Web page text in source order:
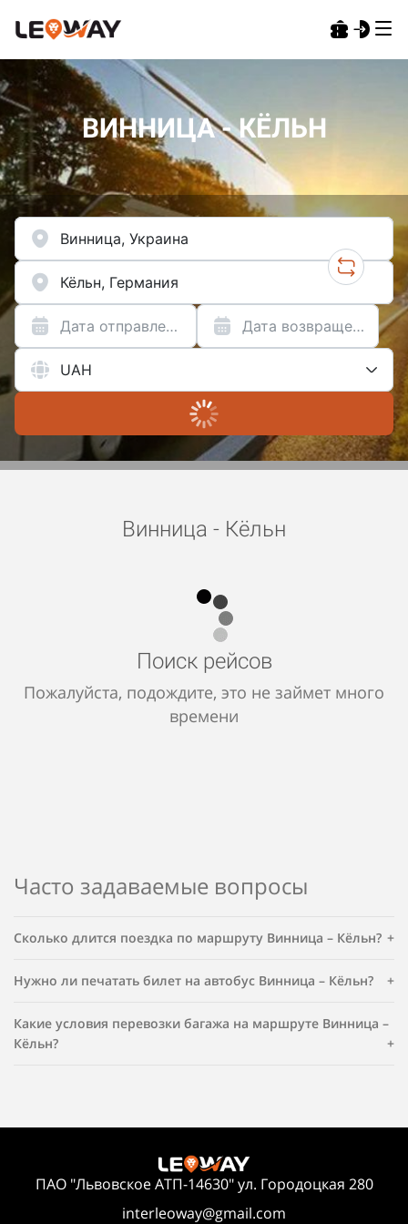
ВИННИЦА - КЁЛЬН
Дата отправления Дата возвращения
Винница - Кёльн
Поиск рейсов
Пожалуйста, подождите, это не займет много
времени
Часто задаваемые вопросы
Сколько длится поездка по маршруту Винница – Кёльн?
Нужно ли печатать билет на автобус Винница – Кёльн?
Какие условия перевозки багажа на маршруте Винница –
Кёльн?
ПАО "Львовское АТП-14630" ул. Городоцкая 280
interleoway@gmail.com